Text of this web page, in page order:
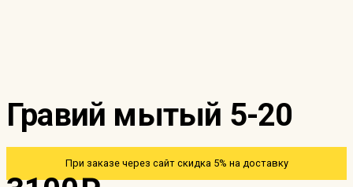
Гравий мытый 5-20
При заказе через сайт скидка 5% на доставку